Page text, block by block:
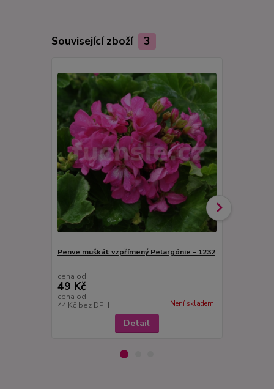
Související zboží 3
Penve muškát vzpřímený Pelargónie - 1232
cena od
49 Kč
cena od
44 Kč bez DPH Není skladem
Detail